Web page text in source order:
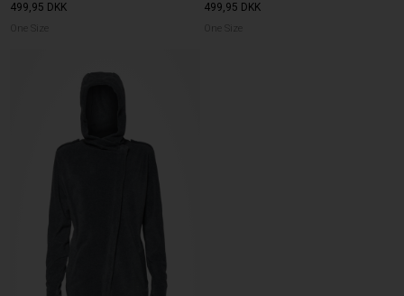
499,95 DKK
One Size
499,95 DKK
One Size